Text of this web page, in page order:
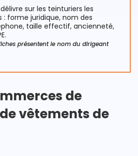
sur les teinturiers les
: forme juridique, nom des
taille effectif, ancienneté,
présentent le nom du dirigeant
de
vêtements de